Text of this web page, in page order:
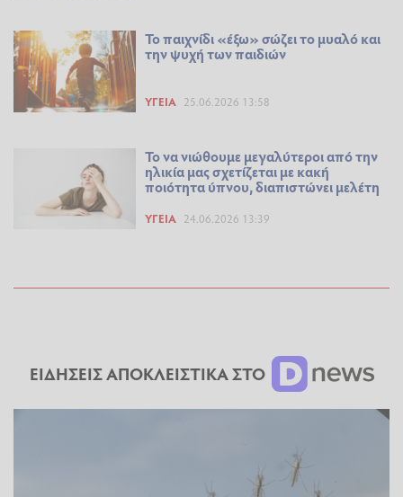
Το παιχνίδι «έξω» σώζει το μυαλό και
την ψυχή των παιδιών
ΥΓΕΊΑ 25.06.2026 13:58
Το να νιώθουμε μεγαλύτεροι από την
ηλικία μας σχετίζεται με κακή
ποιότητα ύπνου, διαπιστώνει μελέτη
ΥΓΕΊΑ 24.06.2026 13:39
ΕΙΔΗΣΕΙΣ ΑΠΟΚΛΕΙΣΤΙΚΑ ΣΤΟ